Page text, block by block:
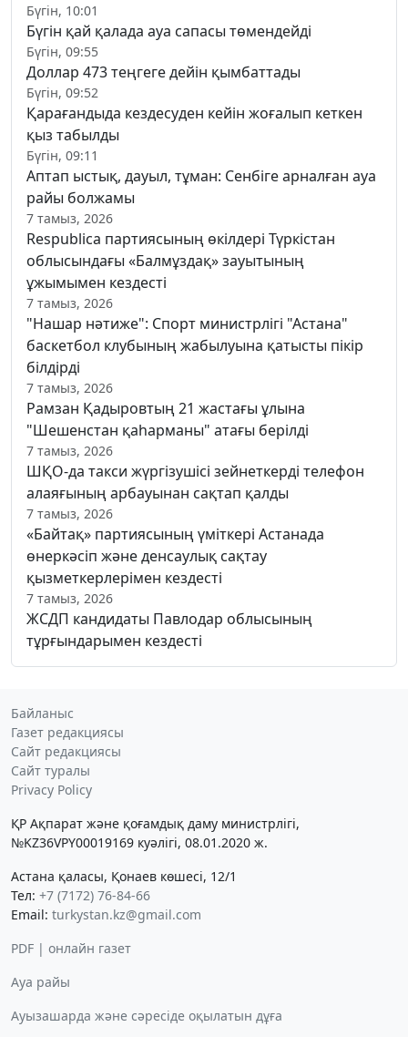
Бүгін, 10:01
Бүгін қай қалада ауа сапасы төмендейді
Бүгін, 09:55
Доллар 473 теңгеге дейін қымбаттады
Бүгін, 09:52
Қарағандыда кездесуден кейін жоғалып кеткен
қыз табылды
Бүгін, 09:11
Аптап ыстық, дауыл, тұман: Сенбіге арналған ауа
райы болжамы
7 тамыз, 2026
Respublica партиясының өкілдері Түркістан
облысындағы «Балмұздақ» зауытының
ұжымымен кездесті
7 тамыз, 2026
"Нашар нәтиже": Спорт министрлігі "Астана"
баскетбол клубының жабылуына қатысты пікір
білдірді
7 тамыз, 2026
Рамзан Қадыровтың 21 жастағы ұлына
"Шешенстан қаһарманы" атағы берілді
7 тамыз, 2026
ШҚО-да такси жүргізушісі зейнеткерді телефон
алаяғының арбауынан сақтап қалды
7 тамыз, 2026
«Байтақ» партиясының үміткері Астанада
өнеркәсіп және денсаулық сақтау
қызметкерлерімен кездесті
7 тамыз, 2026
ЖСДП кандидаты Павлодар облысының
тұрғындарымен кездесті
Байланыс
Газет редакциясы
Сайт редакциясы
Сайт туралы
Privacy Policy
ҚР Ақпарат және қоғамдық даму министрлігі,
№KZ36VPY00019169 куәлігі, 08.01.2020 ж.
Астана қаласы, Қонаев көшесі, 12/1
Тел: +7 (7172) 76-84-66
Email: turkystan.kz@gmail.com
PDF | онлайн газет
Ауа райы
Ауызашарда және сәресіде оқылатын дұға